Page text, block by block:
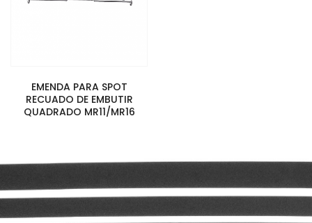
EMENDA PARA SPOT
RECUADO DE EMBUTIR
QUADRADO MR11/MR16